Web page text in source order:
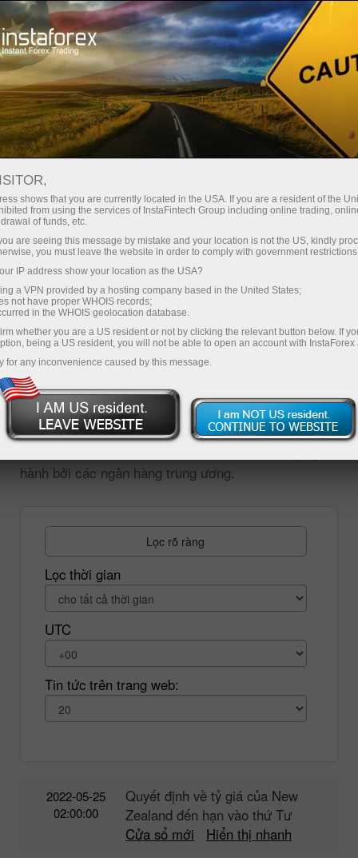
Dành cho Nhà giao dịch Bản tin Forex
Đăng ký email
Phân tích trong Telegram
Mỗi nhà giao dịch trong thị trường Forex biết rằng có
rất nhiều yếu tố ảnh hưởng đến tỷ giá hối đoái. Một
giá trị của tiền tệ phụ thuộc vào tình hình kinh tế vĩ
mô tại nước của đồng tiền này. Để làm cho giao dịch
của bạn có lợi nhuận, bạn cần phải theo dõi tin tức
kinh tế thường xuyên cũng như có thể hiểu ý nghĩa
hành bởi các ngân hàng trung ương.
Lọc rõ ràng
Lọc thời gian
UTC
Tin tức trên trang web:
2022-05-25
02:00:00
Quyết định về tỷ giá của New
Zealand đến hạn vào thứ Tư
Cửa sổ mới
Hiển thị nhanh
shows that you are currently located in the USA. If you are a resident of the
from using the services of InstaFintech Group including online trading,
of funds, etc.
are seeing this message by mistake and your location is not the US, kindly
you must leave the website in order to comply with government
IP address show your location as the USA?
a VPN provided by a hosting company based in the United States;
not have proper WHOIS records;
in the WHOIS geolocation database.
whether you are a US resident or not by clicking the relevant button below. If
being a US resident, you will not be able to open an account with InstaForex
for any inconvenience caused by this message.